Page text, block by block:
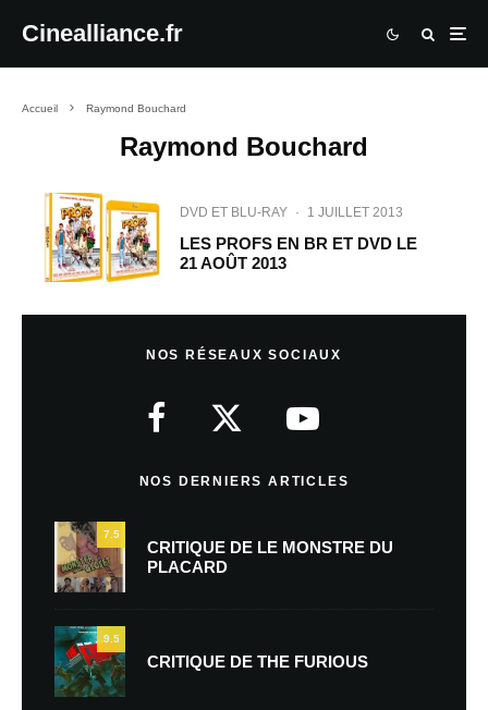
Cinealliance.fr
Accueil Raymond Bouchard
Raymond Bouchard
DVD ET BLU-RAY · 1 JUILLET 2013
LES PROFS EN BR ET DVD LE
21 AOÛT 2013
NOS RÉSEAUX SOCIAUX
NOS DERNIERS ARTICLES
7.5
CRITIQUE DE LE MONSTRE DU
PLACARD
9.5
CRITIQUE DE THE FURIOUS